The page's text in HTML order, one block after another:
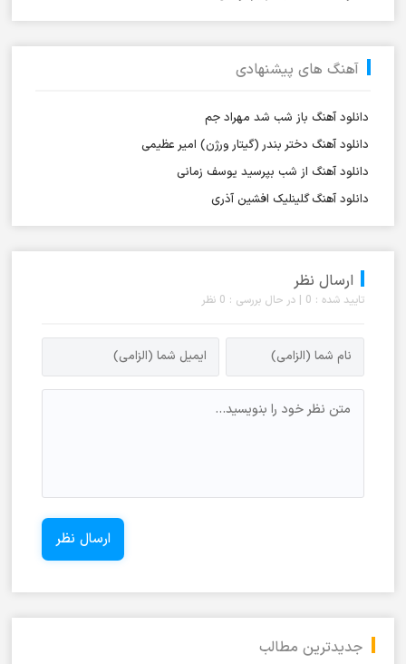
آهنگ های پیشنهادی
دانلود آهنگ باز شب شد مهراد جم
دانلود آهنگ دختر بندر (گیتار ورژن) امیر عظیمی
دانلود آهنگ از شب بپرسید یوسف زمانی
دانلود آهنگ گلینلیک افشین آذری
ارسال نظر
تایید شده : 0 | در حال بررسی : 0 نظر
جدیدترین مطالب